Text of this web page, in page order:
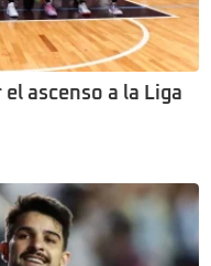
ascenso a la Liga